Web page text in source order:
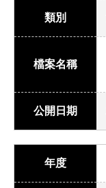
類別
檔案名稱
公開日期
年度